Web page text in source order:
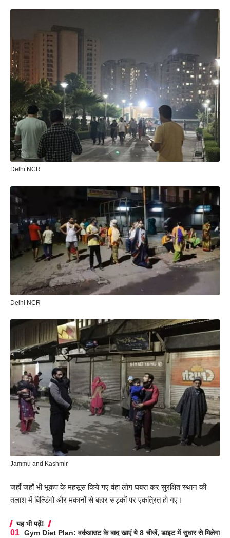
Delhi NCR
Delhi NCR
Jammu and Kashmir
जहाँ जहाँ भी भूकंप के महसूस किये गए वंहा लोग घबरा कर सुरक्षित स्थान की
तलाश में बिल्डिंगो और मकानों से बहार सड़कों पर एकत्रित हो गए।
यह भी पढ़ें!
Gym Diet Plan: वर्कआउट के बाद खाएं ये 8 चीजें, डाइट में सुधार से मिलेगा